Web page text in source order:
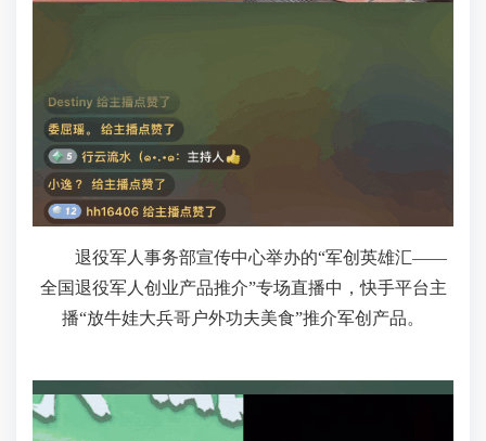
退役军人事务部宣传中心举办的“军创英雄汇——
全国退役军人创业产品推介”专场直播中，快手平台主
播“放牛娃大兵哥户外功夫美食”推介军创产品。